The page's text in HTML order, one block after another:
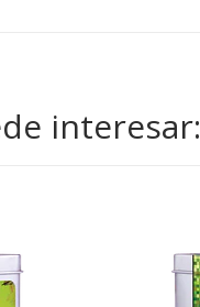
interesar: